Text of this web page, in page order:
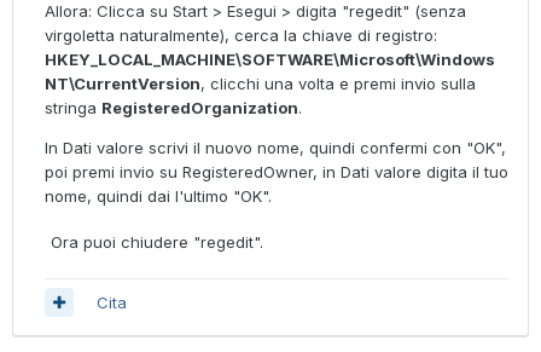
Allora: Clicca su Start > Esegui > digita "regedit" (senza
virgoletta naturalmente), cerca la chiave di registro:
HKEY_LOCAL_MACHINE\SOFTWARE\Microsoft\Windows
NT\CurrentVersion, clicchi una volta e premi invio sulla
stringa RegisteredOrganization.
In Dati valore scrivi il nuovo nome, quindi confermi con "OK",
poi premi invio su RegisteredOwner, in Dati valore digita il tuo
nome, quindi dai l'ultimo "OK".
Ora puoi chiudere "regedit".
Cita